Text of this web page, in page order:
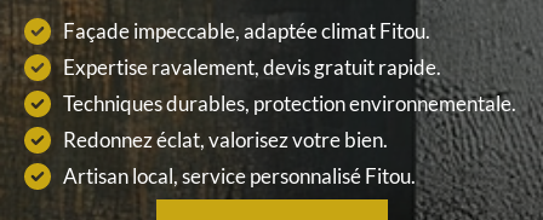
Façade impeccable, adaptée climat Fitou.
Expertise ravalement, devis gratuit rapide.
Techniques durables, protection environnementale.
Redonnez éclat, valorisez votre bien.
Artisan local, service personnalisé Fitou.